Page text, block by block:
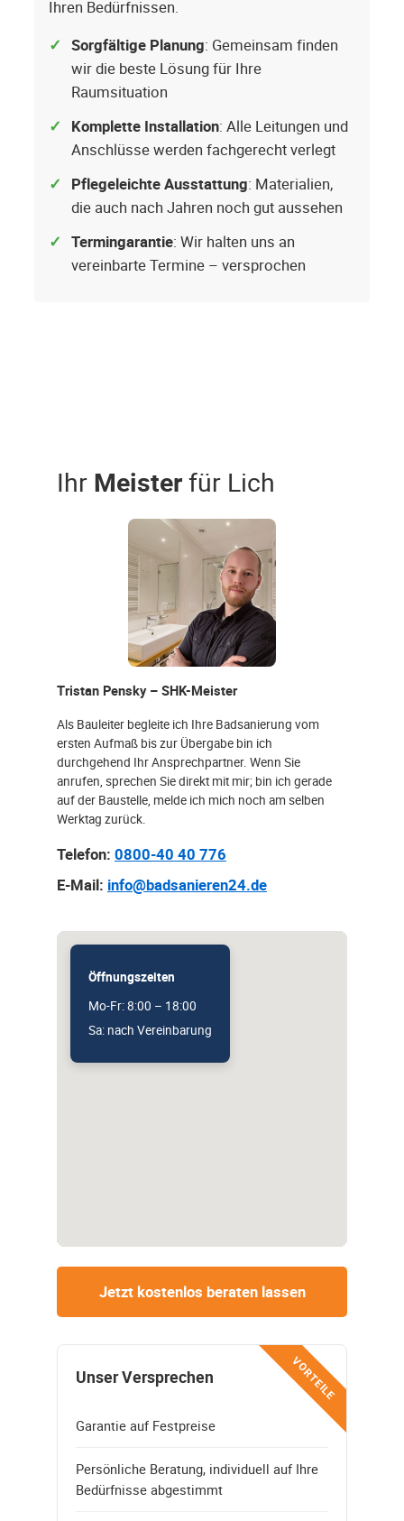
Ihren Bedürfnissen.
Sorgfältige Planung: Gemeinsam finden
wir die beste Lösung für Ihre
Raumsituation
Komplette Installation: Alle Leitungen und
Anschlüsse werden fachgerecht verlegt
Pflegeleichte Ausstattung: Materialien,
die auch nach Jahren noch gut aussehen
Termingarantie: Wir halten uns an
vereinbarte Termine – versprochen
Ihr Meisterfür Lich
Tristan Pensky – SHK-Meister
Als Bauleiter begleite ich Ihre Badsanierung vom
ersten Aufmaß bis zur Übergabe bin ich
durchgehend Ihr Ansprechpartner. Wenn Sie
anrufen, sprechen Sie direkt mit mir; bin ich gerade
auf der Baustelle, melde ich mich noch am selben
Werktag zurück.
Telefon: 0800-40 40 776
E-Mail: info@badsanieren24.de
Öffnungszeiten
Mo-Fr: 8:00 – 18:00
Sa: nach Vereinbarung
Jetzt kostenlos beraten lassen
VORTEILE
Unser Versprechen
Garantie auf Festpreise
Persönliche Beratung, individuell auf Ihre
Bedürfnisse abgestimmt